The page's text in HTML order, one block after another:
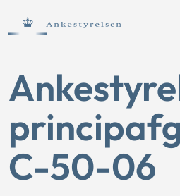
C-50-06